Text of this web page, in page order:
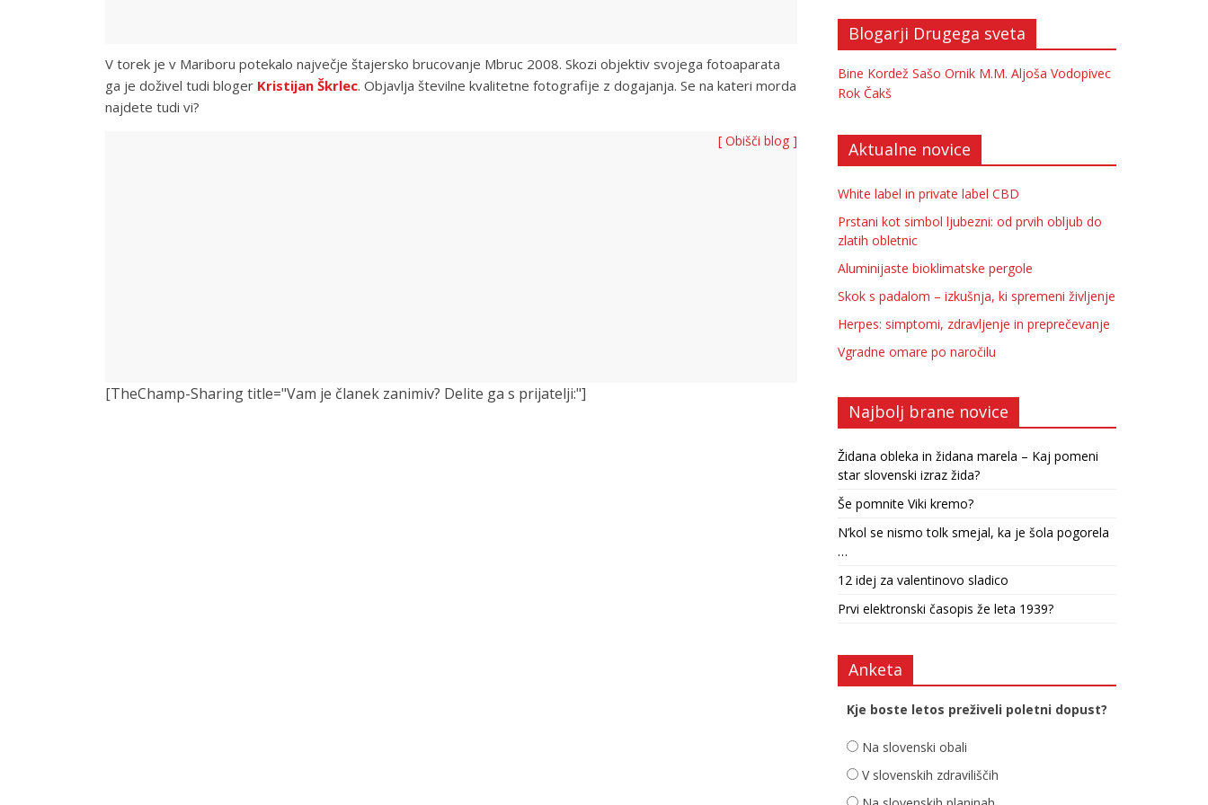
V torek je v Mariboru potekalo največje štajersko brucovanje Mbruc 2008. Skozi objektiv svojega fotoaparata
ga je doživel tudi bloger Kristijan Škrlec. Objavlja številne kvalitetne fotografije z dogajanja. Se na kateri morda
najdete tudi vi?
[ Obišči blog ]
[TheChamp-Sharing title="Vam je članek zanimiv? Delite ga s prijatelji:"]
Blogarji Drugega sveta
Bine Kordež Sašo Ornik M.M. Aljoša Vodopivec
Rok Čakš
Aktualne novice
White label in private label CBD
Prstani kot simbol ljubezni: od prvih obljub do
zlatih obletnic
Aluminijaste bioklimatske pergole
Skok s padalom – izkušnja, ki spremeni življenje
Herpes: simptomi, zdravljenje in preprečevanje
Vgradne omare po naročilu
Najbolj brane novice
Židana obleka in židana marela – Kaj pomeni
star slovenski izraz žida?
Še pomnite Viki kremo?
N’kol se nismo tolk smejal, ka je šola pogorela
…
12 idej za valentinovo sladico
Prvi elektronski časopis že leta 1939?
Anketa
Kje boste letos preživeli poletni dopust?
Na slovenski obali
V slovenskih zdraviliščih